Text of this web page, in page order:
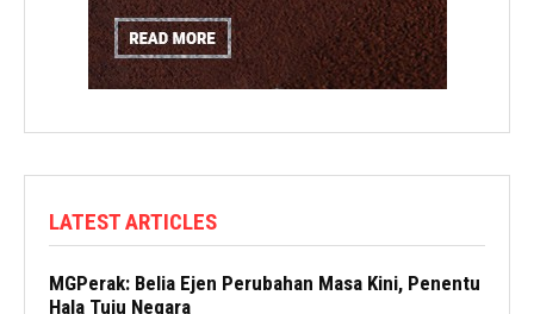
LATEST ARTICLES
MGPerak: Belia Ejen Perubahan Masa Kini, Penentu
Hala Tuju Negara